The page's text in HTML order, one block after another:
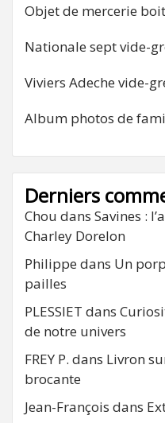
Objet de mercerie
Nationale sept vide-
Viviers Adeche vide-
Album photos de
Derniers
Chou dans Savines :
Charley Dorelon
Philippe dans Un
pailles
PLESSIET dans
de notre univers
FREY P. dans Livron
brocante
Jean-François dans